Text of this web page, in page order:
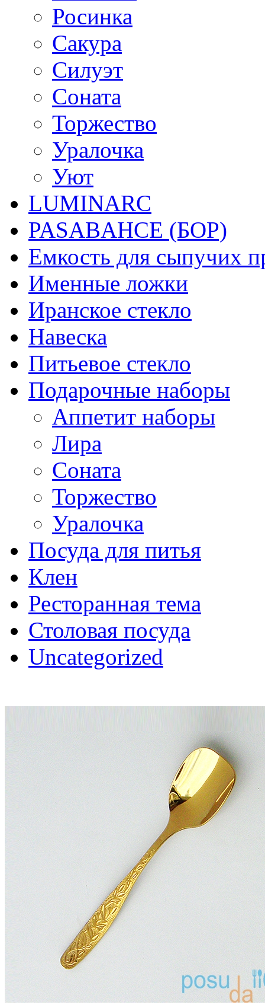
Росинка
Сакура
Силуэт
Соната
Торжество
Уралочка
Уют
LUMINARC
PASABAHCE (БОР)
Емкость для сыпучих
Именные ложки
Иранское стекло
Навеска
Питьевое стекло
Подарочные наборы
Аппетит наборы
Лира
Соната
Торжество
Уралочка
Посуда для питья
Клен
Ресторанная тема
Столовая посуда
Uncategorized